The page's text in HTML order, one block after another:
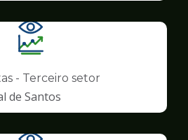
Ilustração
da
pagina
de
Transparência
- Terceiro setor
de Santos